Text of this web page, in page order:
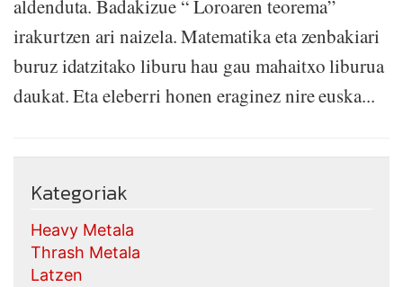
aldenduta. Badakizue “ Loroaren teorema”
irakurtzen ari naizela. Matematika eta zenbakiari
buruz idatzitako liburu hau gau mahaitxo liburua
daukat. Eta eleberri honen eraginez nire euska...
Kategoriak
Heavy Metala
Thrash Metala
Latzen